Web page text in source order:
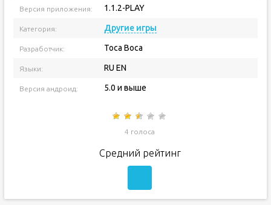
Версия приложения: 1.1.2-PLAY
Категория: Другие игры
Разработчик: Toca Boca
Языки: RU EN
Версия андроид: 5.0 и выше
4 голоса
Средний рейтинг